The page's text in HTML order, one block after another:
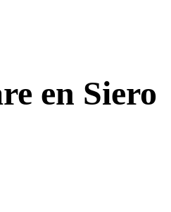
en Siero